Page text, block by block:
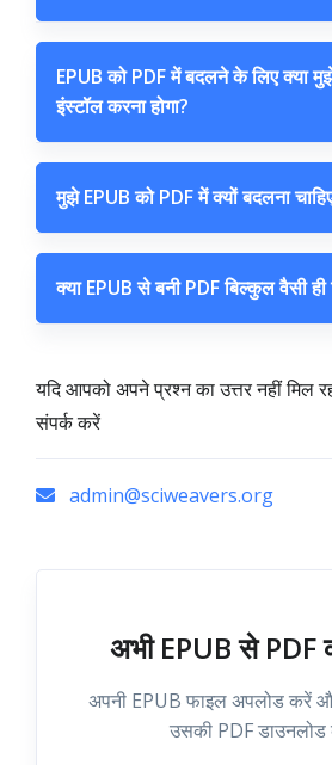
EPUB को PDF में बदलने के लिए क्या
इंस्टॉल करना होगा?
मुझे EPUB को PDF में क्यों बदलना
क्या EPUB से बनी PDF बिल्कुल वैसी ही
यदि आपको अपने प्रश्न का उत्तर नहीं मिल
संपर्क करें
admin@sciweavers.org
अभी EPUB से PDF
अपनी EPUB फाइल अपलोड करें
उसकी PDF डाउनलोड